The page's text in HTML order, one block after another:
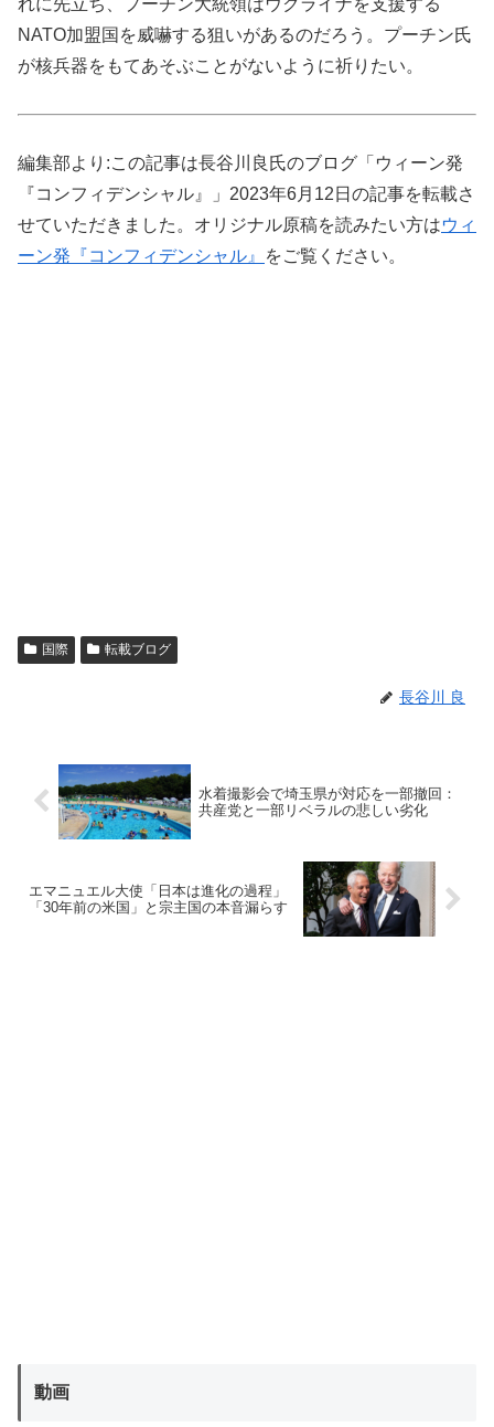
れに先立ち、プーチン大統領はウクライナを支援する
NATO加盟国を威嚇する狙いがあるのだろう。プーチン氏
が核兵器をもてあそぶことがないように祈りたい。
編集部より:この記事は長谷川良氏のブログ「ウィーン発
『コンフィデンシャル』」2023年6月12日の記事を転載さ
せていただきました。オリジナル原稿を読みたい方はウィ
ーン発『コンフィデンシャル』
をご覧ください。
国際 転載ブログ
長谷川 良
水着撮影会で埼玉県が対応を一部撤回：
共産党と一部リベラルの悲しい劣化
エマニュエル大使「日本は進化の過程」
「30年前の米国」と宗主国の本音漏らす
動画